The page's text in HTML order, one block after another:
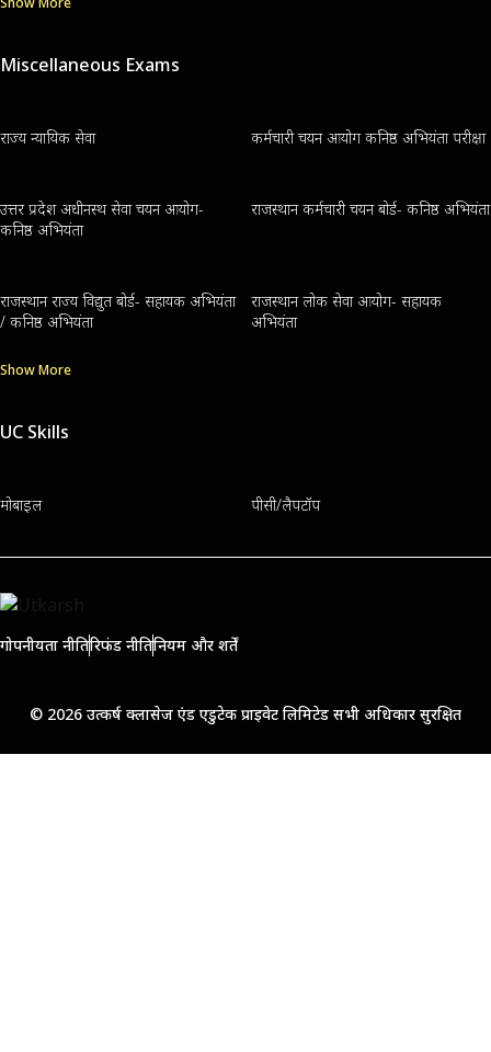
Miscellaneous Exams
राज्य न्यायिक सेवा कर्मचारी चयन आयोग कनिष्ठ अभियंता परीक्षा
उत्तर प्रदेश अधीनस्थ सेवा चयन आयोग-
कनिष्ठ अभियंता
राजस्थान कर्मचारी चयन बोर्ड- कनिष्ठ अभियंता
राजस्थान राज्य विद्युत बोर्ड- सहायक अभियंता
/ कनिष्ठ अभियंता
राजस्थान लोक सेवा आयोग- सहायक
अभियंता
Show More
UC Skills
मोबाइल पीसी/लैपटॉप
गोपनीयता नीतिरिफंड नीतिनियम और शर्तें
© 2026 उत्कर्ष क्लासेज एंड एडुटेक प्राइवेट लिमिटेड सभी अधिकार सुरक्षित